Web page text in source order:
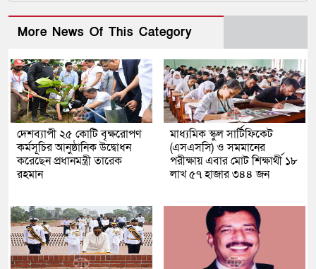
More News Of This Category
দেশব্যাপী ২৫ কোটি বৃক্ষরোপণ
কর্মসূচির আনুষ্ঠানিক উদ্বোধন
করেছেন প্রধানমন্ত্রী তারেক
রহমান
মাধ্যমিক স্কুল সার্টিফিকেট
(এসএসসি) ও সমমানের
পরীক্ষায় এবার মোট শিক্ষার্থী ১৮
লাখ ৫৭ হাজার ৩৪৪ জন